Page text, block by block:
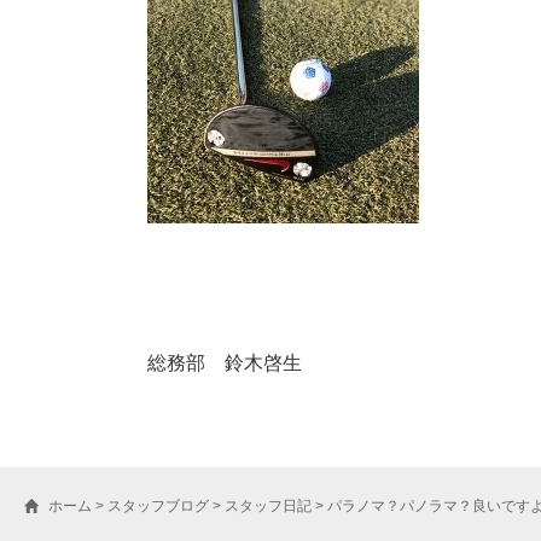
総務部 鈴木啓生
ホーム > スタッフブログ > スタッフ日記 > パラノマ？パノラマ？良いです